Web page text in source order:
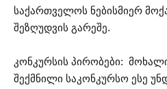
საქართველოს ნებისმიერ
შეზღუდვის გარეშე.
კონკურსის პირობები:
შექმნილი საკონკურსო ესე